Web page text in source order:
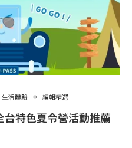
生活體驗 編輯精選
特色夏令營活動推薦